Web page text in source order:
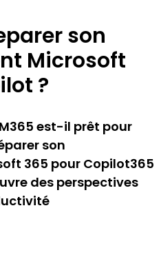
son
Microsoft
?
est-il prêt pour
son
365 pour Copilot365
des perspectives